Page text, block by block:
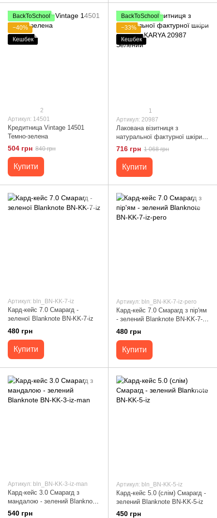
BackToSchool
−40%
Кешбек
2
Артикул: 14501
Кредитница Vintage 14501
Темно-зелена
504 грн 840 грн
Купити
BackToSchool
−33%
Кешбек
1
Артикул: 20987
Лакована візитниця з
натуральної фактурної шкіри
під змію KARYA 20987 Зелений
716 грн 1 068 грн
Купити
Артикул: bln_BN-KK-7-iz
Кард-кейс 7.0 Смарагд -
зеленої Blanknote BN-KK-7-iz
480 грн
Купити
Артикул: bln_BN-KK-7-iz-pero
Кард-кейс 7.0 Смарагд з пір'ям
- зелений Blanknote BN-KK-7-iz-
pero
480 грн
Купити
Артикул: bln_BN-KK-3-iz-man
Кард-кейс 3.0 Смарагд з
мандалою - зелений Blanknote
BN-KK-3-iz-man
540 грн
Артикул: bln_BN-KK-5-iz
Кард-кейс 5.0 (слім) Смарагд -
зелений Blanknote BN-KK-5-iz
450 грн